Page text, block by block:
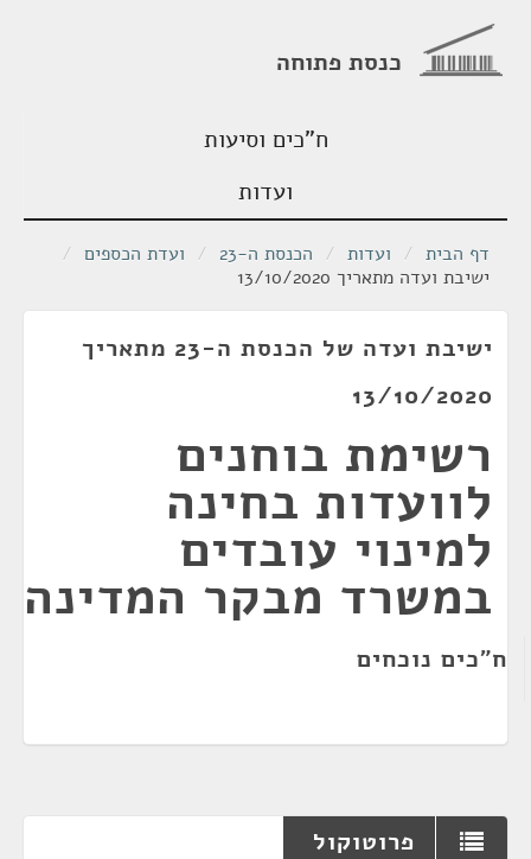
כנסת פתוחה
ח"כים וסיעות
ועדות
דף הבית / ועדות / הכנסת ה-23 / ועדת הכספים /
ישיבת ועדה מתאריך 13/10/2020
ישיבת ועדה של הכנסת ה-23 מתאריך
13/10/2020
רשימת בוחנים
לוועדות בחינה
למינוי עובדים
במשרד מבקר המדינה
ח"כים נוכחים
פרוטוקול